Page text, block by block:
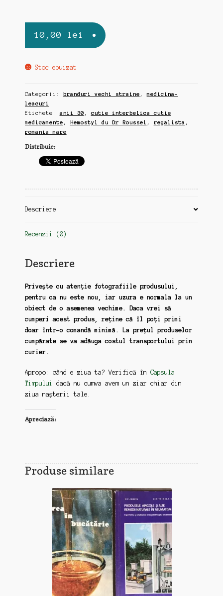
10,00 lei
Stoc epuizat
Categorii: branduri vechi straine ,medicina-
leacuri
Etichete:anii 30 ,cutie interbelica cutie
medicamente , Hemostyl du Dr Roussel , regalista ,
romania mare
Distribuie:
Descriere
Recenzii (0)
Descriere
Privește cu atenție fotografiile produsului,
pentru ca nu este nou, iar uzura e normala la un
obiect de o asemenea vechime. Daca vrei să
cumperi acest produs, reține că îl poți primi
doar într-o comandă minimă. La prețul produselor
cumpărate se va adăuga costul transportului prin
curier.
Apropo: când e ziua ta? Verifică în Capsula
Timpului
dacă nu cumva avem un ziar chiar din
ziua nașterii tale.
Apreciază:
Produse similare